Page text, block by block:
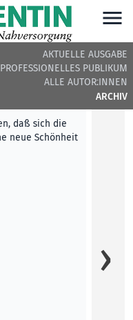
AKTUELLE AUSGABE
PROFESSIONELLES PUBLIKUM
ALLE AUTOR:INNEN
ARCHIV
AUSGABE
daß sich die
neue Schönheit